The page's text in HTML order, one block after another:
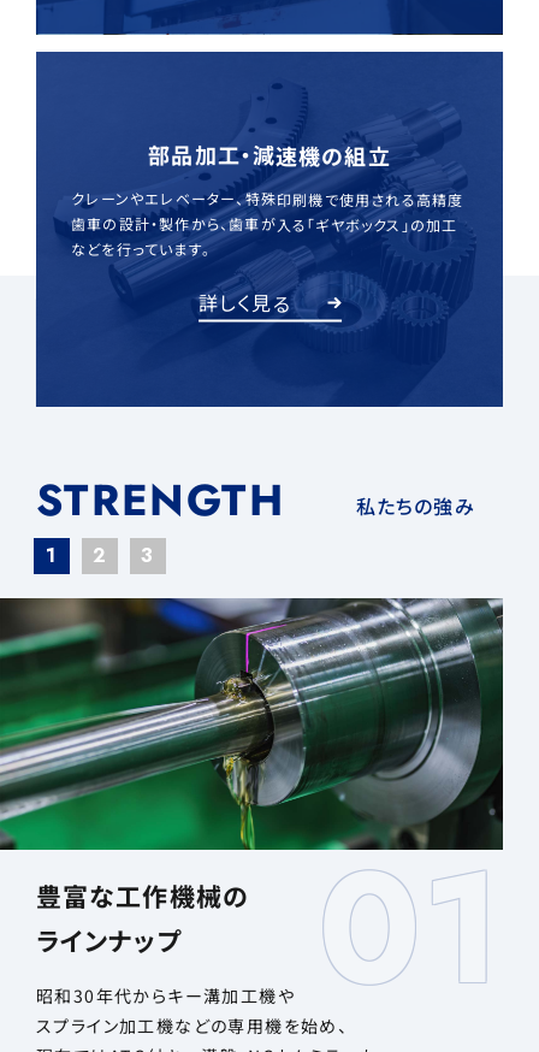
部品加工・減速機の組立
クレーンやエレベーター、特殊印刷機で使用される高精度
歯車の設計・製作から、歯車が入る「ギヤボックス」の加工
などを行っています。
詳しく見る
STRENGTH 私たちの強み
1 2 3
01
豊富な工作機械の
ラインナップ
昭和30年代からキー溝加工機や
スプライン加工機などの専用機を始め、